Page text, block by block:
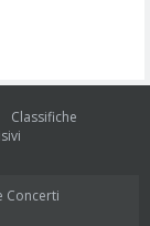
Classifiche
Concerti